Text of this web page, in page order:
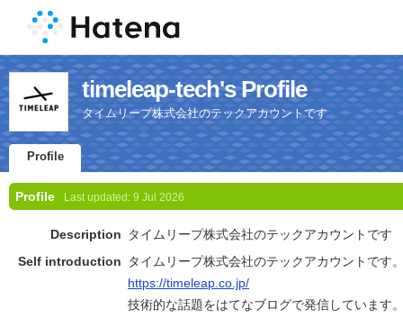
timeleap-tech's Profile
タイムリープ株式会社のテックアカウントです
Profile
Profile Last updated: 9 Jul 2026
Description
タイムリープ株式会社のテックアカウントです
Self introduction
タイムリープ株式会社のテックアカウントです
https://timeleap.co.jp/
技術的な話題をはてなブログで発信しています